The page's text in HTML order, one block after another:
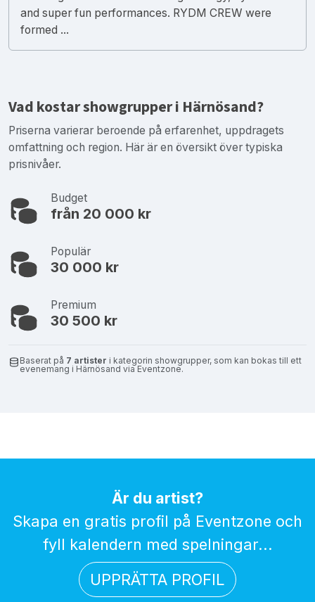
and super fun performances. RYDM CREW were
formed ...
Vad kostar showgrupper i Härnösand?
Priserna varierar beroende på erfarenhet, uppdragets
omfattning och region. Här är en översikt över typiska
prisnivåer.
Budget
från 20 000 kr
Populär
30 000 kr
Premium
30 500 kr
Baserat på 7 artister i kategorin showgrupper, som kan bokas till ett
evenemang i Härnösand via Eventzone.
Är du artist?
Skapa en gratis profil på Eventzone och
fyll kalendern med spelningar...
UPPRÄTTA PROFIL